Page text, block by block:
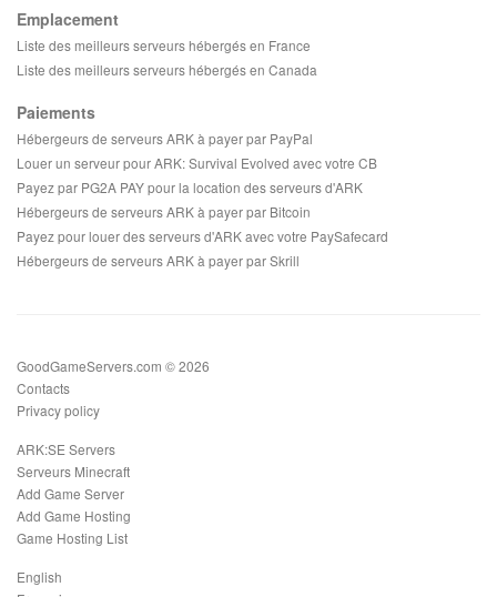
Emplacement
Liste des meilleurs serveurs hébergés en France
Liste des meilleurs serveurs hébergés en Canada
Paiements
Hébergeurs de serveurs ARK à payer par PayPal
Louer un serveur pour ARK: Survival Evolved avec votre CB
Payez par PG2A PAY pour la location des serveurs d'ARK
Hébergeurs de serveurs ARK à payer par Bitcoin
Payez pour louer des serveurs d'ARK avec votre PaySafecard
Hébergeurs de serveurs ARK à payer par Skrill
GoodGameServers.com © 2026
Contacts
Privacy policy
ARK:SE Servers
Serveurs Minecraft
Add Game Server
Add Game Hosting
Game Hosting List
English